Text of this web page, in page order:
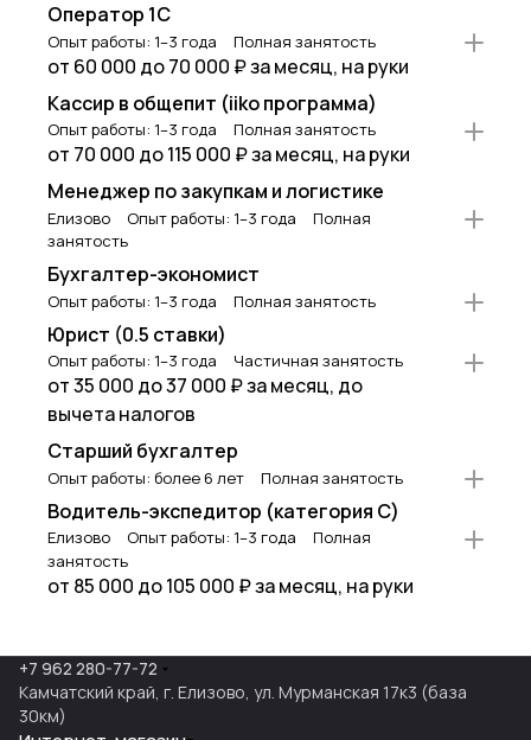
Оператор 1С
Опыт работы: 1–3 года Полная занятость
от 60 000 до 70 000 ₽ за месяц, на руки
Кассир в общепит (iiko программа)
Опыт работы: 1–3 года Полная занятость
от 70 000 до 115 000 ₽ за месяц, на руки
Менеджер по закупкам и логистике
Елизово Опыт работы: 1–3 года
Полная
занятость
Бухгалтер-экономист
Опыт работы: 1–3 года Полная занятость
Юрист (0.5 ставки)
Опыт работы: 1–3 года Частичная занятость
от 35 000 до 37 000 ₽ за месяц, до
вычета налогов
Старший бухгалтер
Опыт работы: более 6 лет Полная занятость
Водитель-экспедитор (категория С)
Елизово Опыт работы: 1–3 года
Полная
занятость
от 85 000 до 105 000 ₽ за месяц, на руки
+7 962 280-77-72
Камчатский край, г. Елизово, ул. Мурманская 17к3 (база
30км)